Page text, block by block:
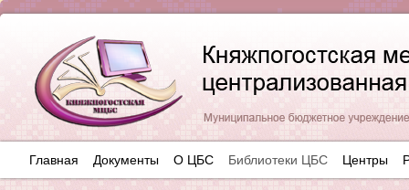
Главная Документы О ЦБС Библиотеки ЦБС Центры